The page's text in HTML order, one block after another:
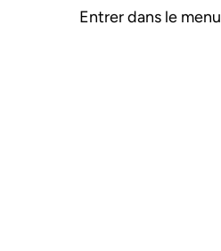
Entrer dans le menu